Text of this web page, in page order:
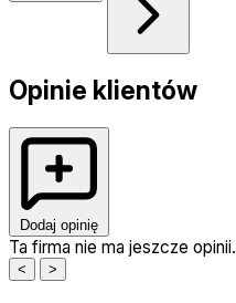
Opinie klientów
Dodaj opinię
Ta firma nie ma jeszcze opinii.
< >